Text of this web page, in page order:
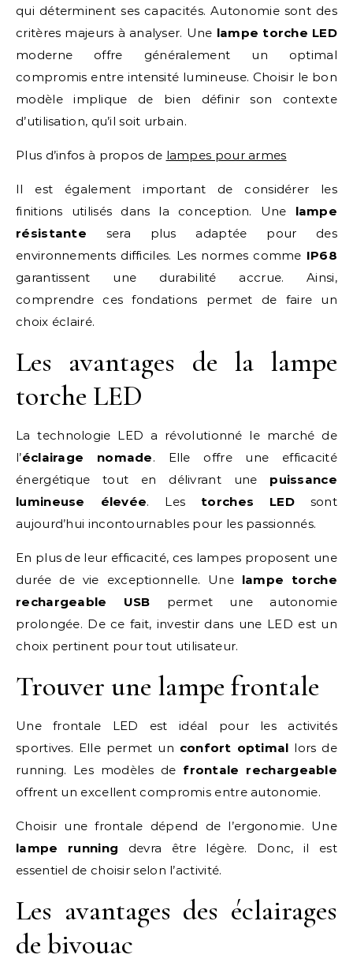
qui déterminent ses capacités. Autonomie sont des
critères majeurs à analyser. Une lampe torche LED
moderne offre généralement un optimal
compromis entre intensité lumineuse. Choisir le bon
modèle implique de bien définir son contexte
d’utilisation, qu’il soit urbain.
Plus d’infos à propos de lampes pour armes
Il est également important de considérer les
finitions utilisés dans la conception. Une lampe
résistante sera plus adaptée pour des
environnements difficiles. Les normes comme IP68
garantissent une durabilité accrue. Ainsi,
comprendre ces fondations permet de faire un
choix éclairé.
Les avantages de la lampe
torche LED
La technologie LED a révolutionné le marché de
l’éclairage nomade. Elle offre une efficacité
énergétique tout en délivrant une puissance
lumineuse élevée. Les torches LEDsont
aujourd’hui incontournables pour les passionnés.
En plus de leur efficacité, ces lampes proposent une
durée de vie exceptionnelle. Une lampe torche
rechargeable USB permet une autonomie
prolongée. De ce fait, investir dans une LED est un
choix pertinent pour tout utilisateur.
Trouver une lampe frontale
Une frontale LED est idéal pour les activités
sportives. Elle permet un confort optimal lors de
running. Les modèles de frontale rechargeable
offrent un excellent compromis entre autonomie.
Choisir une frontale dépend de l’ergonomie. Une
lampe running devra être légère. Donc, il est
essentiel de choisir selon l’activité.
Les avantages des éclairages
de bivouac